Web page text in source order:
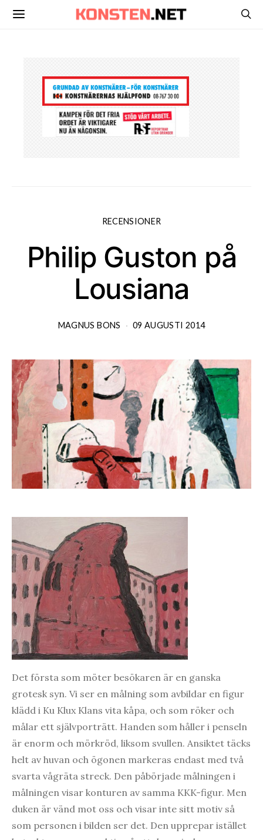
RECENSIONER
Philip Guston på
Lousiana
MAGNUS BONS 09 AUGUSTI 2014
Det första som möter besökaren är en ganska
grotesk syn. Vi ser en målning som avbildar en figur
klädd i Ku Klux Klans vita kåpa, och som röker och
målar ett självporträtt. Handen som håller i penseln
är enorm och mörkröd, liksom svullen. Ansiktet täcks
helt av huvan och ögonen markeras endast med två
svarta vågräta streck. Den påbörjade målningen i
målningen visar konturen av samma KKK-figur. Men
duken är vänd mot oss och visar inte sitt motiv så
som personen i bilden ser det. Den upprepar istället